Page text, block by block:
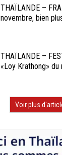
THAÏLANDE –
novembre, bien
THAÏLANDE –
«Loy Krathong» du
Voir plus